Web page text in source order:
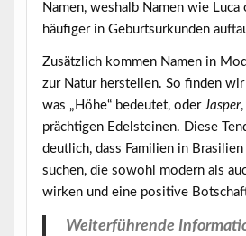
Namen, weshalb Namen wie Luca
häufiger in Geburtsurkunden
Zusätzlich kommen Namen in
zur Natur herstellen. So finden
was „Höhe“ bedeutet, oder Jasper,
prächtigen Edelsteinen. Diese
deutlich, dass Familien in Brasilien
suchen, die sowohl modern als
wirken und eine positive
Weiterführende